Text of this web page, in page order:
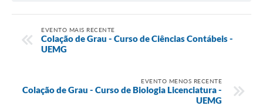
EVENTO MAIS RECENTE
Colação de Grau - Curso de Ciências Contábeis -
UEMG
EVENTO MENOS RECENTE
Colação de Grau - Curso de Biologia Licenciatura -
UEMG